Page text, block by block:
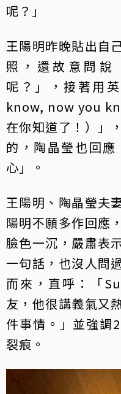
呢？」
王陽明昨晚貼出自
照，還故意問說
呢？」，接著用
know, now you
在你知道了！）」
的，陶晶瑩也回
心」。
王陽明、陶晶瑩夫
陽明不願多作回應
臉色一沉，嚴肅表
一句話，也沒人問
而來，直呼：「
友，他很講義氣又
件事情。」並強調
裂痕。